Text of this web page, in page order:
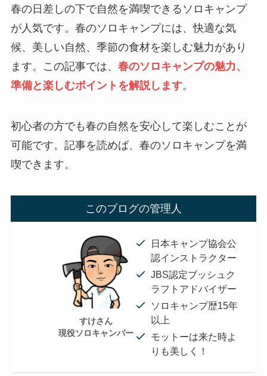
春の日差しの下で自然を満喫できるソロキャンプ
が人気です。春のソロキャンプには、快適な気
候、美しい自然、季節の食材を楽しむ魅力があり
ます。この記事では、 春のソロキャンプの魅力、
準備と楽しむポイントを解説します。
初心者の方でも春の自然を安心して楽しむことが
可能です。記事を読めば、春のソロキャンプを満
喫できます。
このブログの管理人
すけさん
現役ソロキャンパー
日本キャンプ協会公
認インストラクター
JBS認定ブッシュク
ラフトアドバイザー
ソロキャンプ歴15年
以上
モットーは来た時よ
りも美しく！